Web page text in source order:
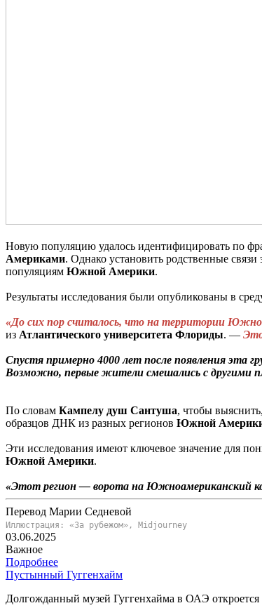
Новую популяцию удалось идентифицировать по
Америками. Однако установить родственные
популяциям Южной Америки.
Результаты исследования были опубликованы в
«До сих пор считалось, что на территории
из Атлантического университета Флориды. —
Спустя примерно 4000 лет после появления эта
Возможно, первые жители смешались с другими
По словам Кампелу душ Сантуша, чтобы
образцов ДНК из разных регионов Южной
Эти исследования имеют ключевое значение для
Южной Америки.
«Этот регион — ворота на Южноамериканский
Перевод Марии Седневой
Иллюстрация: «За рубежом», Midjourney
03.06.2025
Важное
Подробнее
Пустынный Гуггенхайм
Долгожданный музей Гуггенхайма в ОАЭ откроется